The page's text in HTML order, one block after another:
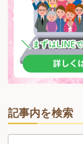
記事内を検索